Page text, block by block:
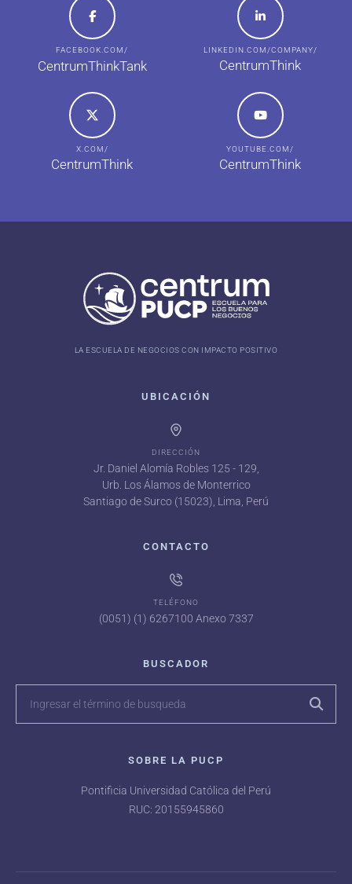
FACEBOOK.COM/
CentrumThinkTank
LINKEDIN.COM/COMPANY/
CentrumThink
X.COM/
CentrumThink
YOUTUBE.COM/
CentrumThink
LA ESCUELA DE NEGOCIOS CON IMPACTO POSITIVO
UBICACIÓN
DIRECCIÓN
Jr. Daniel Alomía Robles 125 - 129,
Urb. Los Álamos de Monterrico
Santiago de Surco (15023), Lima, Perú
CONTACTO
TELÉFONO
(0051) (1) 6267100 Anexo 7337
BUSCADOR
SOBRE LA PUCP
Pontificia Universidad Católica del Perú
RUC: 20155945860